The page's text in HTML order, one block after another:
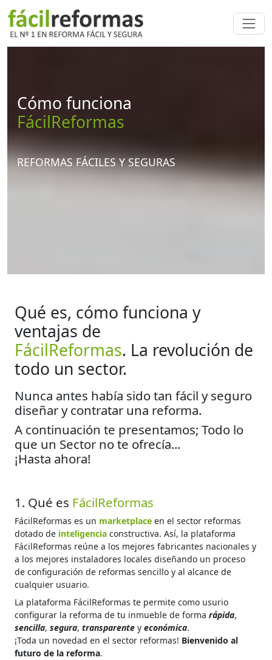
Cómo funciona
FácilReformas
REFORMAS FÁCILES Y SEGURAS
Qué es, cómo funciona y
ventajas de
FácilReformas. La revolución de
todo un sector.
Nunca antes había sido tan fácil y seguro
diseñar y contratar una reforma.
A continuación te presentamos; Todo lo
que un Sector no te ofrecía...
¡Hasta ahora!
1. Qué es FácilReformas
FácilReformas es un marketplace en el sector reformas
dotado de inteligencia constructiva. Así, la plataforma
FácilReformas reúne a los mejores fabricantes nacionales y
a los mejores instaladores locales diseñando un proceso
de configuración de reformas sencillo y al alcance de
cualquier usuario.
La plataforma FácilReformas te permite como usurio
configurar la reforma de tu inmueble de forma rápida,
sencilla, segura, transparente y económica.
¡Toda un novedad en el sector reformas! Bienvenido al
futuro de la reforma.